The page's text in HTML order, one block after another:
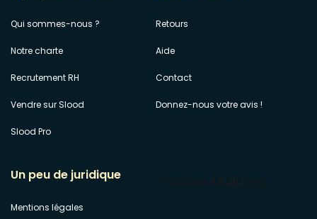
Qui sommes-nous ?
Notre charte
Recrutement RH
Vendre sur Slood
Slood Pro
Retours
Aide
Contact
Donnez-nous votre avis !
Un peu de juridique
Mentions légales